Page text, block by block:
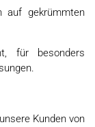
auf gekrümmten
für besonders
Kunden von